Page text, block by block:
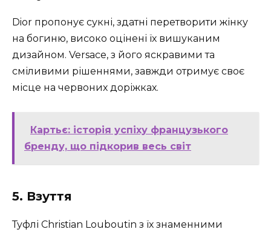
Dior пропонує сукні, здатні перетворити жінку
на богиню, високо оцінені їх вишуканим
дизайном. Versace, з його яскравими та
сміливими рішеннями, завжди отримує своє
місце на червоних доріжках.
Картьє: історія успіху французького
бренду, що підкорив весь світ
5. Взуття
Туфлі Christian Louboutin з їх знаменними